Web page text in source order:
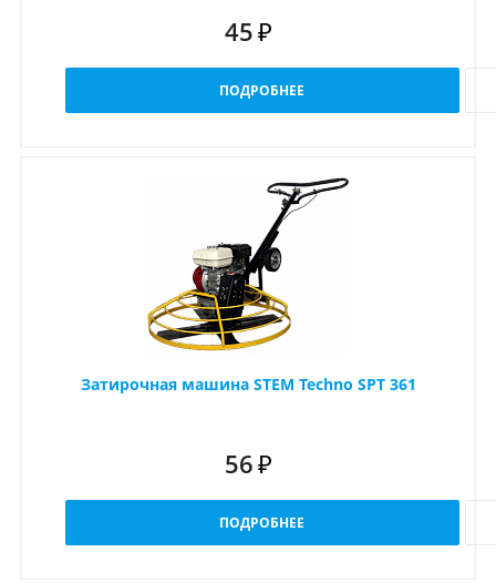
45 ₽
ПОДРОБНЕЕ
Затирочная машина STEM Techno SPT 361
56 ₽
ПОДРОБНЕЕ